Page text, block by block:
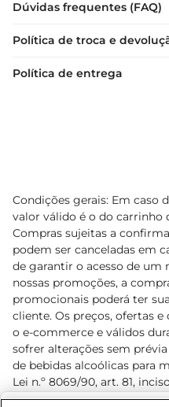
Dúvidas frequentes (FAQ)
Política de troca e
Política de entrega
Condições gerais: Em caso
valor válido é o do carrinho
Compras sujeitas a
podem ser canceladas em
de garantir o acesso de um
nossas promoções, a
promocionais poderá ter
cliente. Os preços, ofertas e
o e-commerce e válidos
sofrer alterações sem
de bebidas alcoólicas para
Lei n.º 8069/90, art. 81,
Adolescente). Preços e